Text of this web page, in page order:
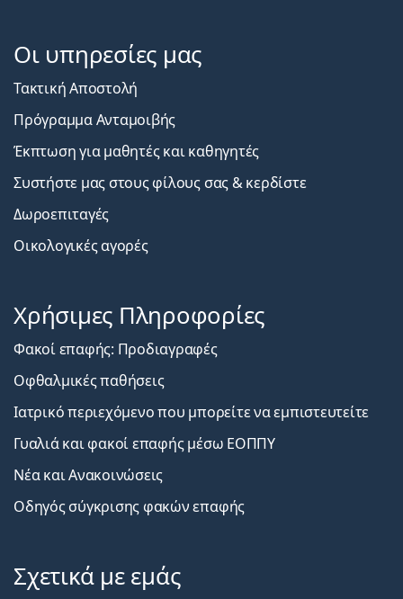
Οι υπηρεσίες μας
Τακτική Αποστολή
Πρόγραμμα Ανταμοιβής
Έκπτωση για μαθητές και καθηγητές
Συστήστε μας στους φίλους σας & κερδίστε
Δωροεπιταγές
Οικολογικές αγορές
Χρήσιμες Πληροφορίες
Φακοί επαφής: Προδιαγραφές
Οφθαλμικές παθήσεις
Ιατρικό περιεχόμενο που μπορείτε να εμπιστευτείτε
Γυαλιά και φακοί επαφής μέσω ΕΟΠΠΥ
Νέα και Ανακοινώσεις
Οδηγός σύγκρισης φακών επαφής
Σχετικά με εμάς